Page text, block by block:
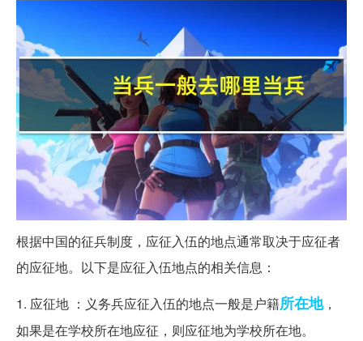
根据中国的征兵制度，应征入伍的地点通常取决于应征者
的应征地。以下是应征入伍地点的相关信息：
1. 应征地 ：义务兵应征入伍的地点一般是户籍所在地，
如果是在学校所在地应征，则应征地为学校所在地。